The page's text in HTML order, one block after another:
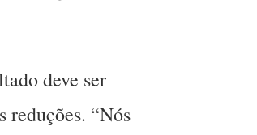
deve ser
reduções. “Nós